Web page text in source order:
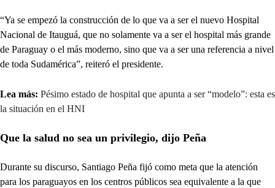
“Ya se empezó la construcción de lo que va a ser el nuevo Hospital
Nacional de Itauguá, que no solamente va a ser el hospital más grande
de Paraguay o el más moderno, sino que va a ser una referencia a nivel
de toda Sudamérica”, reiteró el presidente.
Lea más: Pésimo estado de hospital que apunta a ser “modelo”: esta es
la situación en el HNI
Que la salud no sea un privilegio, dijo Peña
Durante su discurso, Santiago Peña fijó como meta que la atención
para los paraguayos en los centros públicos sea equivalente a la que